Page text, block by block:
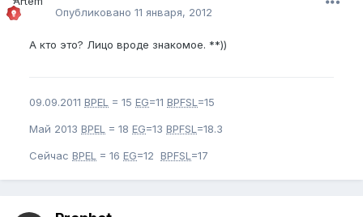
Опубликовано 11 января, 2012
А кто это? Лицо вроде знакомое. **))
09.09.2011 BPEL = 15 EG=11 BPFSL =15
Май 2013 BPEL = 18 EG=13 BPFSL =18.3
Сейчас BPEL = 16 EG=12 BPFSL =17